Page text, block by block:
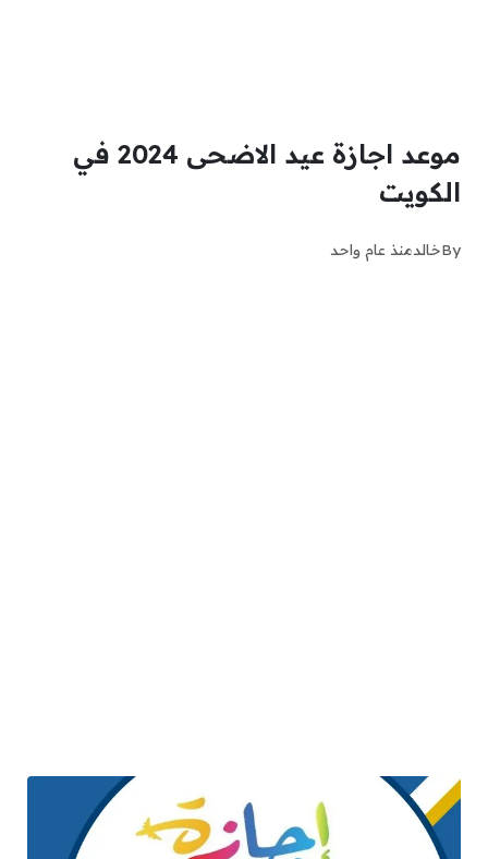
موعد اجازة عيد الاضحى 2024 في
الكويت
Byخالدمنذ عام واحد